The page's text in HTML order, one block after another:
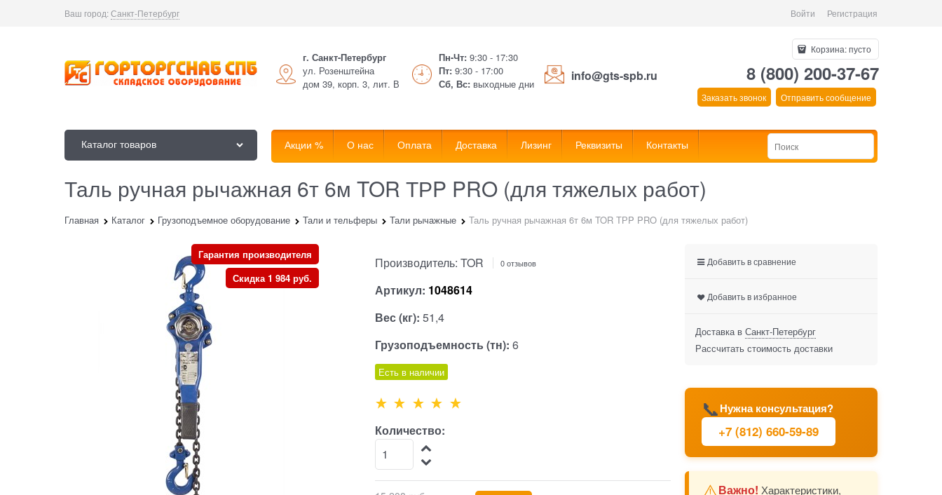
Ваш город:Санкт-Петербург Войти Регистрация
г. Санкт-Петербург
ул. Розенштейна
дом 39, корп. 3, лит. В
Пн-Чт: 9:30 - 17:30
Пт: 9:30 - 17:00
Сб, Вс: выходные дни
info@gts-spb.ru
Корзина:пусто
8 (800) 200-37-67
Заказать звонок Отправить сообщение
Каталог товаров Акции % О нас Оплата Доставка Лизинг Реквизиты Контакты
Таль ручная рычажная 6т 6м TOR ТРP PRO (для тяжелых работ)
Главная Каталог Грузоподъемное оборудование Тали и тельферы Тали рычажные Таль ручная рычажная 6т 6м TOR ТРP PRO (для тяжелых работ)
Гарантия производителя
Скидка 1 984 руб.
Производитель: TOR 0 отзывов
Артикул: 1048614
Вес (кг): 51,4
Грузоподъемность (тн): 6
Есть в наличии
Количество:
📞Нужна консультация?
+7 (812) 660-59-89
Важно! Характеристики,
Добавить в сравнение
Добавить в избранное
Доставка в Санкт-Петербург
Рассчитать стоимость доставки